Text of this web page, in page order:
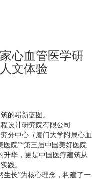
心血管医学研
文体验
的崭新蓝图。
设计研究院有限公司
分中心（厦门大学附属心血
医院”“第三届中国美好医院
升华，更是中国医疗建筑从
践。
生长”为核心理念，构建了一